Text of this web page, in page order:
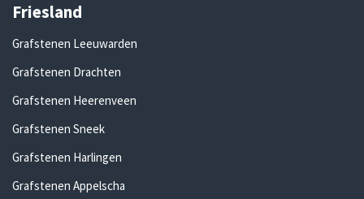
Friesland
Grafstenen Leeuwarden
Grafstenen Drachten
Grafstenen Heerenveen
Grafstenen Sneek
Grafstenen Harlingen
Grafstenen Appelscha